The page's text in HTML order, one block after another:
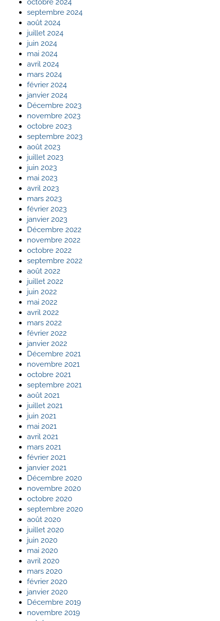
octobre 2024
septembre 2024
août 2024
juillet 2024
juin 2024
mai 2024
avril 2024
mars 2024
février 2024
janvier 2024
Décembre 2023
novembre 2023
octobre 2023
septembre 2023
août 2023
juillet 2023
juin 2023
mai 2023
avril 2023
mars 2023
février 2023
janvier 2023
Décembre 2022
novembre 2022
octobre 2022
septembre 2022
août 2022
juillet 2022
juin 2022
mai 2022
avril 2022
mars 2022
février 2022
janvier 2022
Décembre 2021
novembre 2021
octobre 2021
septembre 2021
août 2021
juillet 2021
juin 2021
mai 2021
avril 2021
mars 2021
février 2021
janvier 2021
Décembre 2020
novembre 2020
octobre 2020
septembre 2020
août 2020
juillet 2020
juin 2020
mai 2020
avril 2020
mars 2020
février 2020
janvier 2020
Décembre 2019
novembre 2019